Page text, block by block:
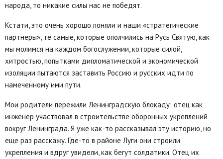
народа, то никакие силы нас не победят.
Кстати, это очень хорошо поняли и наши «стратегические
партнеры», те самые, которые ополчились на Русь Святую, как
мы молимся на каждом богослужении, которые силой,
хитростью, попытками дипломатической и экономической
изоляции пытаются заставить Россию и русских идти по
намеченному ими пути.
Мои родители пережили Ленинградскую блокаду; отец как
инженер участвовал в строительстве оборонных укреплений
вокруг Ленинграда. Я уже как-то рассказывал эту историю, но
еще раз расскажу. Где-то в районе Луги они строили
укрепления и вдруг увидели, как бегут солдатики. Отец их